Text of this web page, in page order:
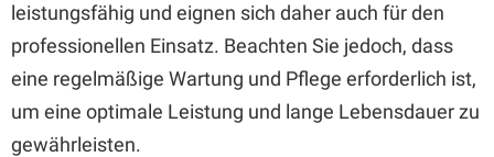
leistungsfähig und eignen sich daher auch für den
professionellen Einsatz. Beachten Sie jedoch, dass
eine regelmäßige Wartung und Pflege erforderlich ist,
um eine optimale Leistung und lange Lebensdauer zu
gewährleisten.